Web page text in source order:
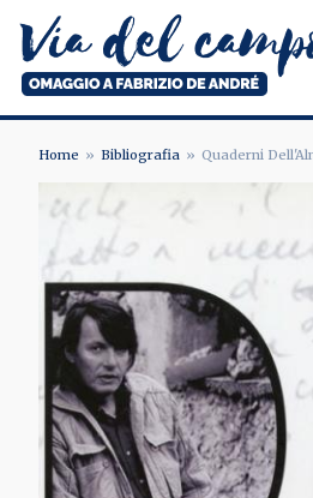
contenuto
principale
Via del campo
BRICIOLE
PANE
Home Bibliografia Quaderni